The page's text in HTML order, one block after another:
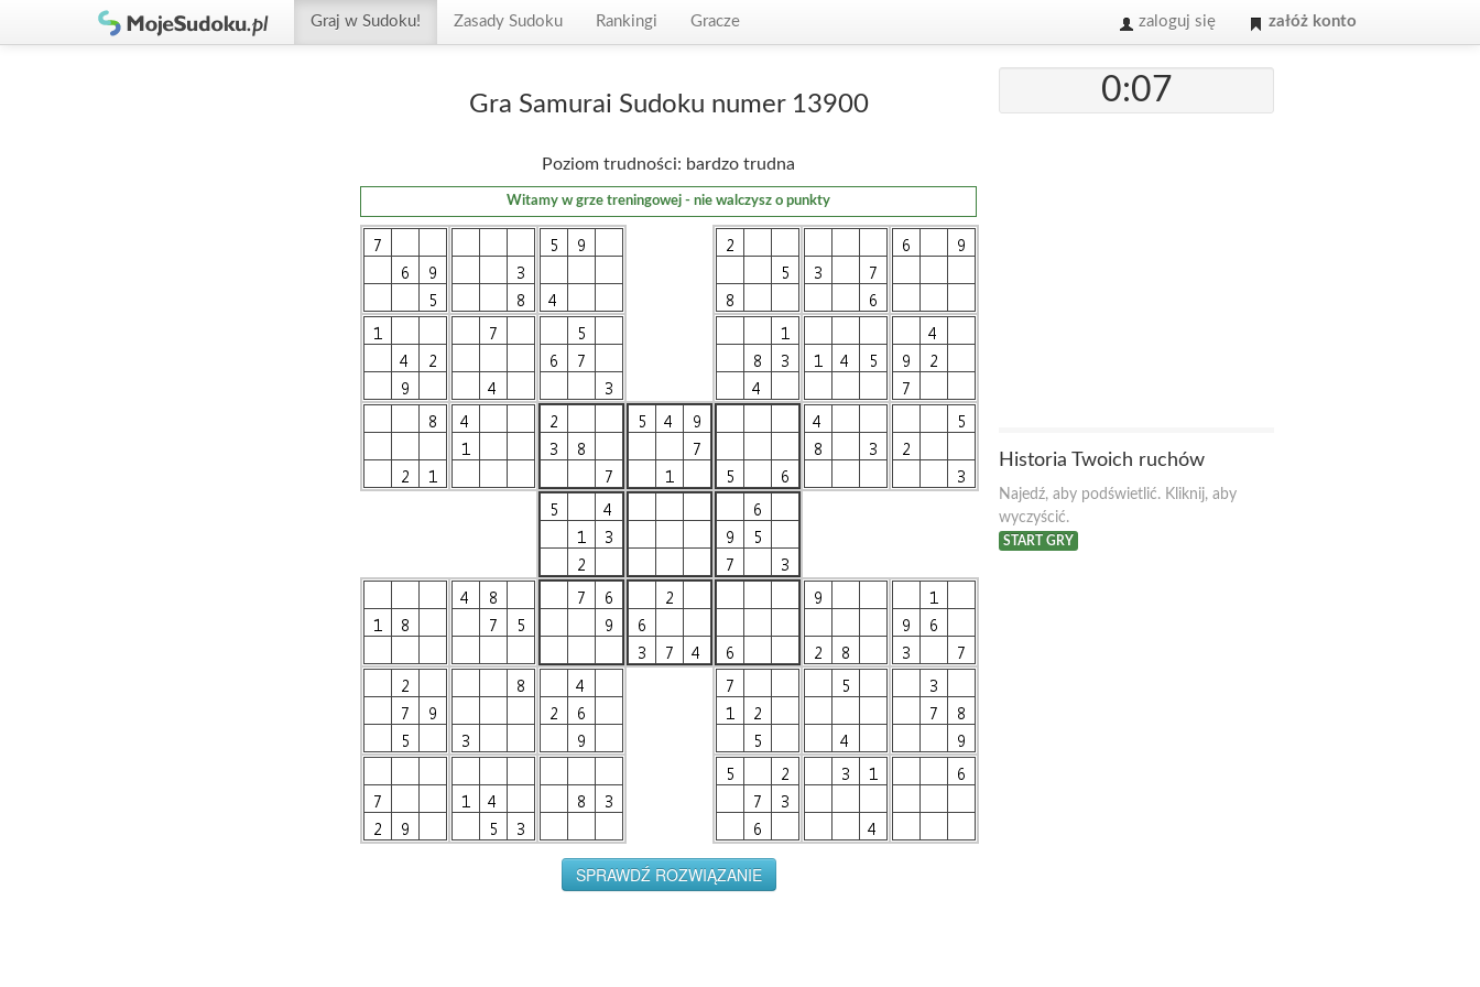
Graj w Sudoku! Zasady Sudoku Rankingi Gracze zaloguj się załóż konto
Gra Samurai Sudoku numer 13900
Poziom trudności: bardzo trudna
Witamy w grze treningowej - nie walczysz o punkty
0:07
Historia Twoich ruchów
Najedź, aby podświetlić. Kliknij, aby
wyczyścić.
START GRY